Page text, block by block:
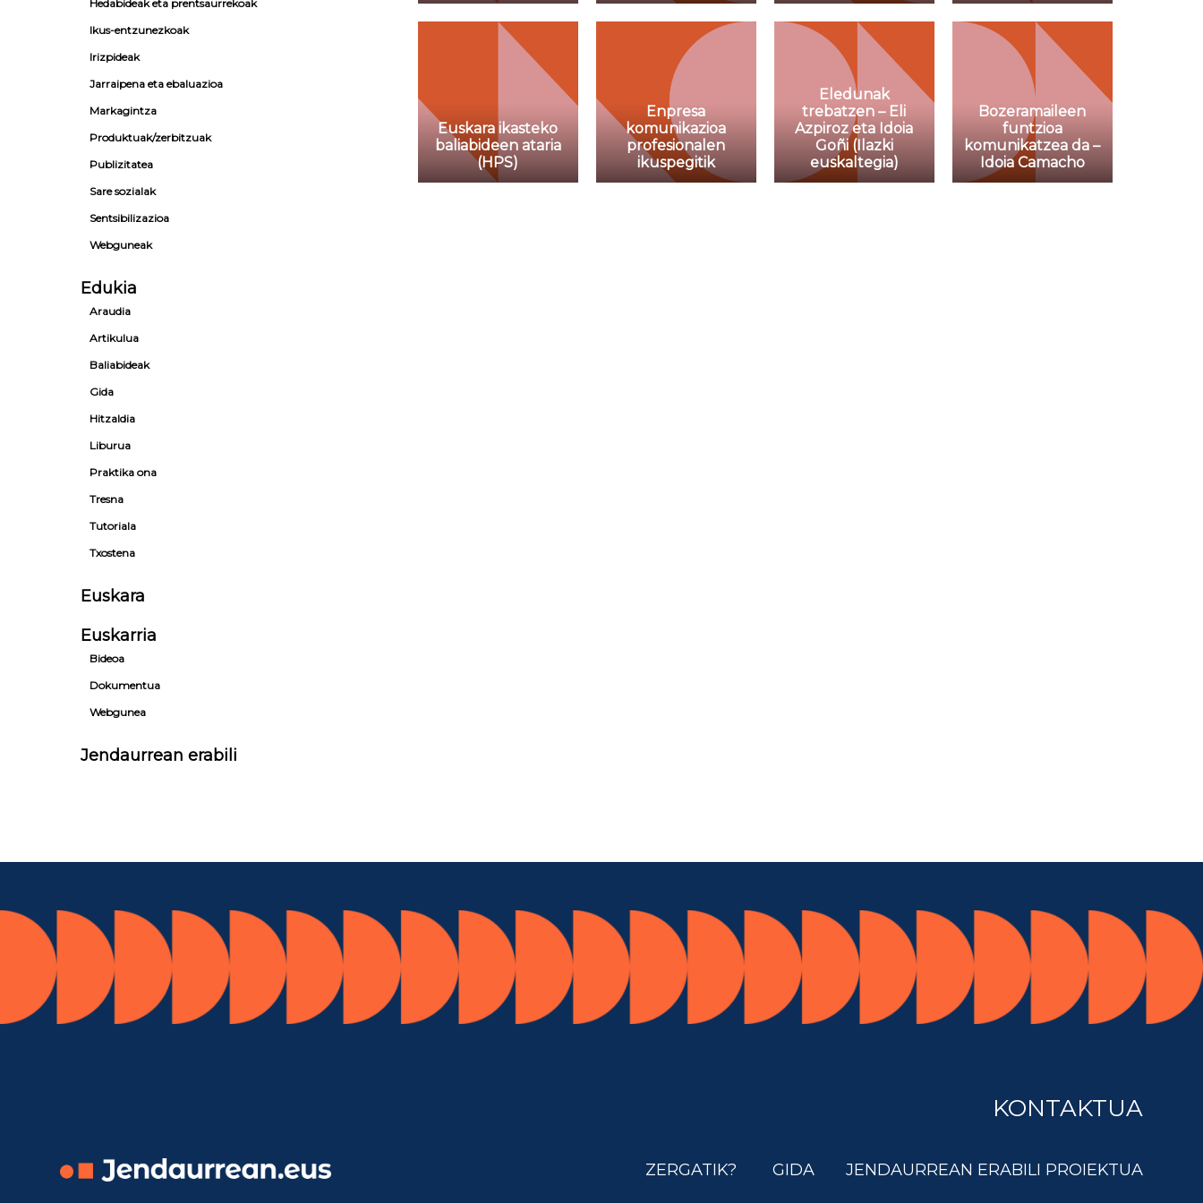
Euskara ikasteko
baliabideen ataria
(HPS)
Enpresa
komunikazioa
profesionalen
ikuspegitik
Eledunak
trebatzen – Eli
Azpiroz eta Idoia
Goñi (Ilazki
euskaltegia)
Bozeramaileen
funtzioa
komunikatzea da –
Idoia Camacho
Hedabideak eta prentsaurrekoak
Ikus-entzunezkoak
Irizpideak
Jarraipena eta ebaluazioa
Markagintza
Produktuak/zerbitzuak
Publizitatea
Sare sozialak
Sentsibilizazioa
Webguneak
Edukia
Araudia
Artikulua
Baliabideak
Gida
Hitzaldia
Liburua
Praktika ona
Tresna
Tutoriala
Txostena
Euskara
Euskarria
Bideoa
Dokumentua
Webgunea
Jendaurrean erabili
KONTAKTUA
ZERGATIK? GIDA JENDAURREAN ERABILI PROIEKTUA